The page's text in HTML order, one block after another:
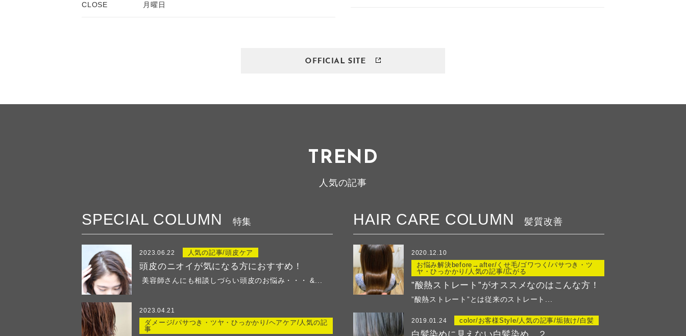
CLOSE 月曜日
TREND
人気の記事
SPECIAL COLUMN 特集
2023.06.22 人気の記事/頭皮ケア
頭皮のニオイが気になる方におすすめ！
美容師さんにも相談しづらい頭皮のお悩み・・・ &...
2023.04.21
ダメージ/パサつき・ツヤ・ひっかかり/ヘアケア/人気の記
事
HAIR CARE COLUMN 髪質改善
2020.12.10
お悩み解決before→after/くせ毛/ゴワつく/パサつき・ツ
ヤ・ひっかかり/人気の記事/広がる
”酸熱ストレート”がオススメなのはこんな方！
”酸熱ストレート”とは従来のストレート...
2019.01.24 color/お客様Style/人気の記事/垢抜け/白髪